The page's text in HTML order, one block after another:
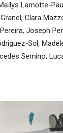
Lamotte-
Clara
Joseph
Sol,
Semino,